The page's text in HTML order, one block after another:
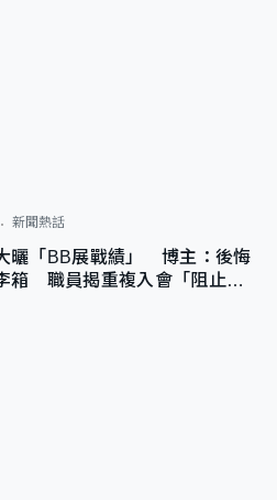
新聞熱話
曬「BB展戰績」 博主：後悔
箱 職員揭重複入會「阻止唔